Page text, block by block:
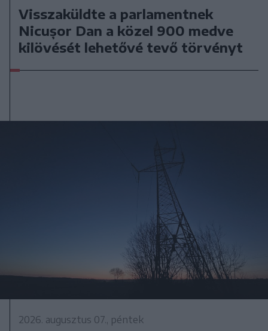
Visszaküldte a parlamentnek
Nicușor Dan a közel 900 medve
kilövését lehetővé tevő törvényt
2026. augusztus 07., péntek